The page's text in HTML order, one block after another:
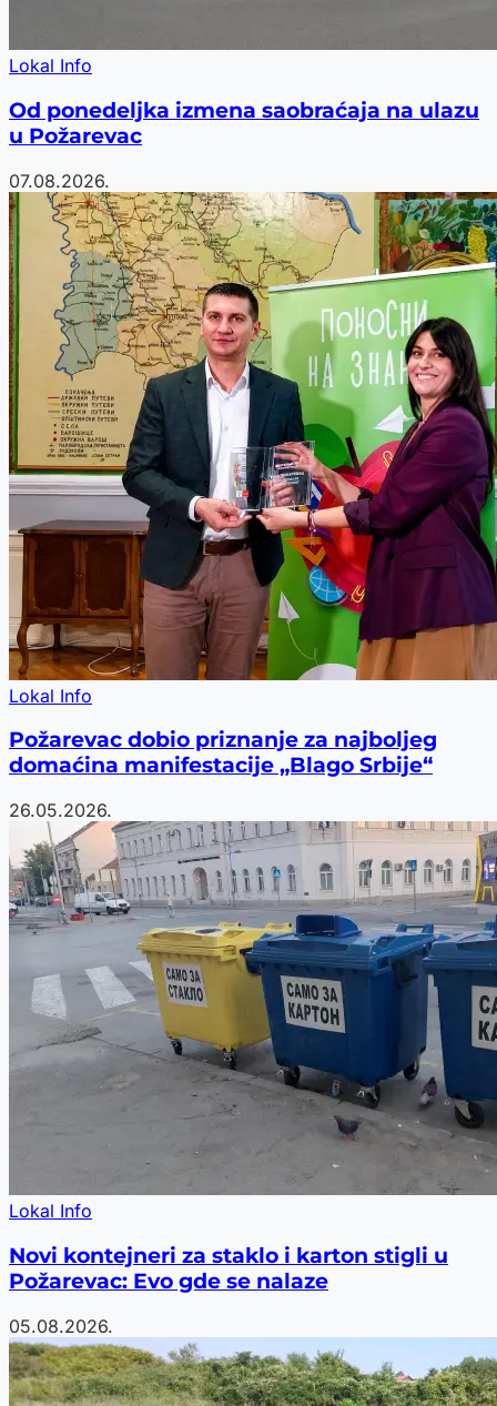
Lokal Info
Od ponedeljka izmena saobraćaja na ulazu
u Požarevac
07.08.2026.
Lokal Info
Požarevac dobio priznanje za najboljeg
domaćina manifestacije „Blago Srbije“
26.05.2026.
Lokal Info
Novi kontejneri za staklo i karton stigli u
Požarevac: Evo gde se nalaze
05.08.2026.